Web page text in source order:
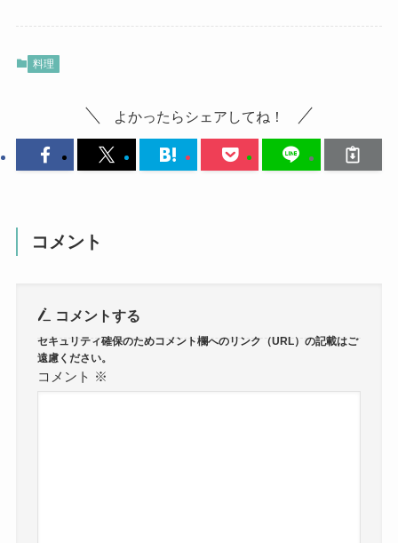
料理
よかったらシェアしてね！
コメント
コメントする
コメント ※